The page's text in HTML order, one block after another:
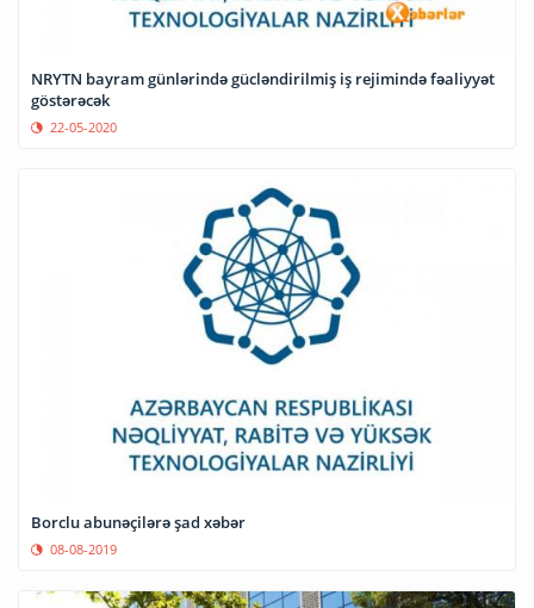
NRYTN bayram günlərində gücləndirilmiş iş rejimində fəaliyyət
göstərəcək
22-05-2020
Borclu abunəçilərə şad xəbər
08-08-2019